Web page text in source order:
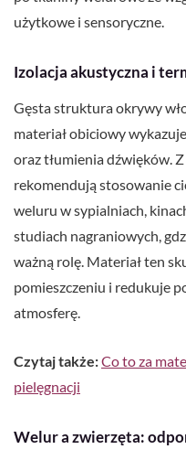
użytkowe i sensoryczne.
Izolacja akustyczna i
Gęsta struktura okrywy
materiał obiciowy
oraz tłumienia dźwięków.
rekomendują stosowanie
weluru w sypialniach,
studiach nagraniowych,
ważną rolę. Materiał ten
pomieszczeniu i redukuje
atmosferę.
Czytaj także:Co to za
pielęgnacji
Welur a zwierzęta: